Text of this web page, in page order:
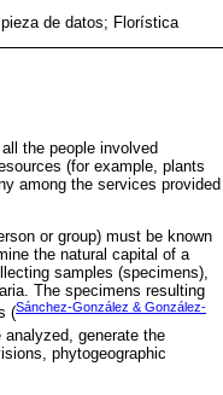
de datos; Florística
the people involved
(for example, plants
among the services provided
or group) must be known
the natural capital of a
samples (specimens),
The specimens resulting
(Sánchez-González & González-
generate the
phytogeographic